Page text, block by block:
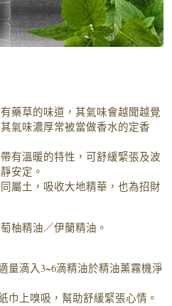
藥草的味道，其氣味會越聞越覺
氣味濃厚常被當做香水的定香
有溫暖的特性，可舒緩緊張及波
安定。
屬土，吸收大地精華，也為招財
柚精油／伊蘭精油。
量滴入3~6滴精油於精油薰霧機淨
巾上嗅吸，幫助舒緩緊張心情。